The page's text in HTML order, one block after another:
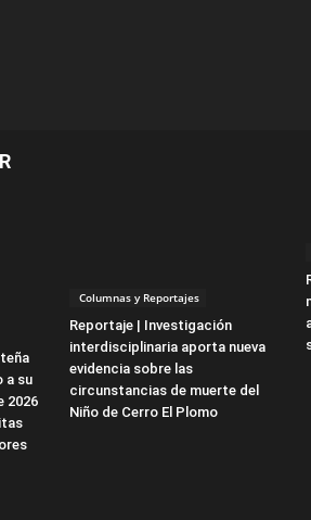
a su
2026
Columnas y Reportajes
Reportaje | Investigación
interdisciplinaria aporta nueva
evidencia sobre las
circunstancias de muerte del
Niño de Cerro El Plomo